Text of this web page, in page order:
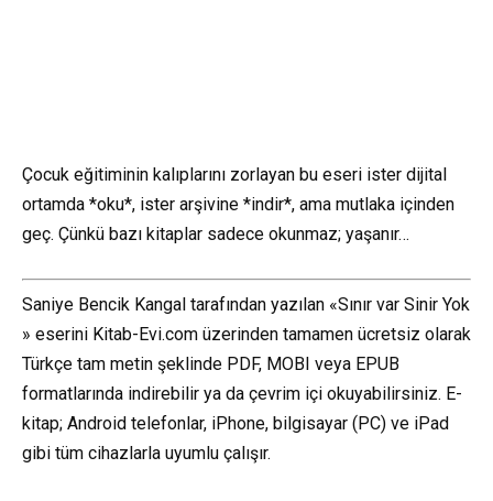
Çocuk eğitiminin kalıplarını zorlayan bu eseri ister dijital
ortamda *oku*, ister arşivine *indir*, ama mutlaka içinden
geç. Çünkü bazı kitaplar sadece okunmaz; yaşanır…
Saniye Bencik Kangal tarafından yazılan «Sınır var Sinir Yok
» eserini Kitab-Evi.com üzerinden tamamen ücretsiz olarak
Türkçe tam metin şeklinde PDF, MOBI veya EPUB
formatlarında indirebilir ya da çevrim içi okuyabilirsiniz. E-
kitap; Android telefonlar, iPhone, bilgisayar (PC) ve iPad
gibi tüm cihazlarla uyumlu çalışır.